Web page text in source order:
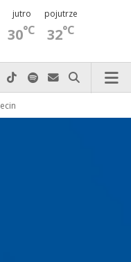
jutro
30°C
pojutrze
32°C
do nas zadzwoń
na Facebook-u
nas na X
Odwiedź nas na Instagram-ie
Odwiedź nas na TikTok-u
Szukaj nas na Spotify
Wyślij do nas
Szukaj